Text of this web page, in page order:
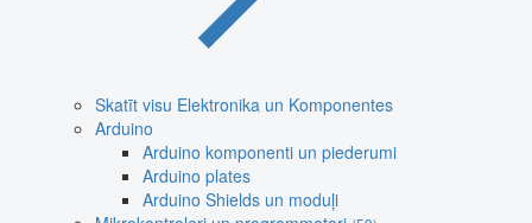
Skatīt visu Elektronika un Komponentes
Arduino
Arduino komponenti un piederumi
Arduino plates
Arduino Shields un moduļi